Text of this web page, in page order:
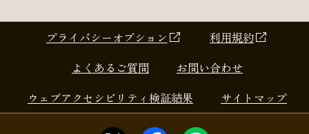
プライバシーオプション
利用規約
よくあるご質問
お問い合わせ
ウェブアクセシビリティ検証結果
サイトマップ